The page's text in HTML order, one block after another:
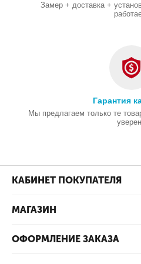
Замер + доставка +
Гарантия
Мы предлагаем только те
КАБИНЕТ ПОКУПАТЕЛЯ
МАГАЗИН
ОФОРМЛЕНИЕ ЗАКАЗА